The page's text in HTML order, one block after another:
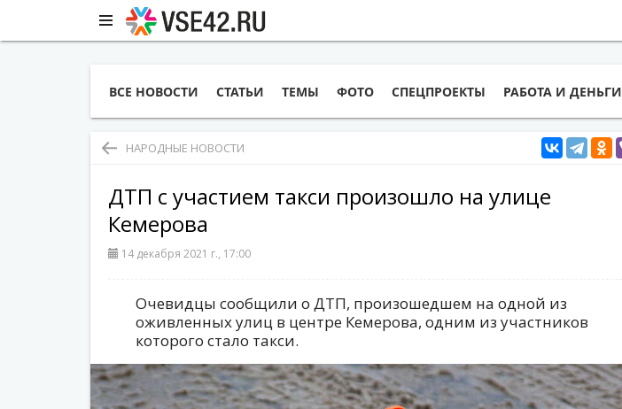
ВСЕ НОВОСТИ СТАТЬИ ТЕМЫ ФОТО СПЕЦПРОЕКТЫ РАБОТА И ДЕНЬГИ
НАРОДНЫЕ НОВОСТИ
ДТП с участием такси произошло на улице
Кемерова
14 декабря 2021 г., 17:00
Очевидцы сообщили о ДТП, произошедшем на одной из
оживленных улиц в центре Кемерова, одним из участников
которого стало такси.